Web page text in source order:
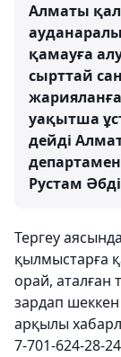
Алматы
қамауға
сырттай
уақытша
дейді
Рустам
Тергеу
қылмыстарға
орай, аталған
зардап
арқылы
7-701-624-28-